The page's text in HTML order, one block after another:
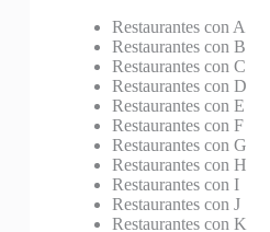
Restaurantes con A
Restaurantes con B
Restaurantes con C
Restaurantes con D
Restaurantes con E
Restaurantes con F
Restaurantes con G
Restaurantes con H
Restaurantes con I
Restaurantes con J
Restaurantes con K